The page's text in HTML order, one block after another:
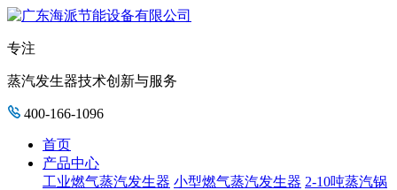
专注
蒸汽发生器技术创新与服务
400-166-1096
首页
产品中心
工业燃气蒸汽发生器 小型燃气蒸汽发生器 2-10吨蒸汽锅